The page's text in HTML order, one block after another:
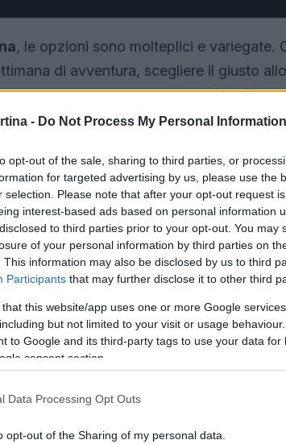
- Do Not Process My Personal Information
opt-out of the sale, sharing to third parties, or
for targeted advertising by us, please use the
selection. Please note that after your opt-out request
interest-based ads based on personal information
to third parties prior to your opt-out. You may
of your personal information by third parties on
This information may also be disclosed by us to third
Participants that may further disclose it to other third
that this website/app uses one or more Google
but not limited to your visit or usage
to Google and its third-party tags to use your data for
consent section.
Data Processing Opt Outs
opt-out of the Sharing of my personal data.
, le opzioni sono molteplici e variegate.
di avventura, scegliere il giusto
Dalle affascinantibaite di legno
di lusso , le possibilità sono infinite.